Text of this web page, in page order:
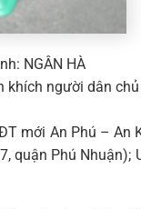
NGÂN HÀ
khích người dân
mới An Phú – An
quận Phú Nhuận);